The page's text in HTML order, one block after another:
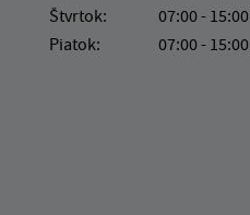
Štvrtok:
07:00 - 15:00
Piatok:
07:00 - 15:00